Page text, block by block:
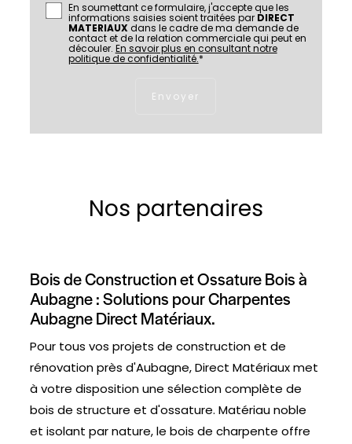
En soumettant ce formulaire, j'accepte que les
informations saisies soient traitées par DIRECT
MATERIAUX dans le cadre de ma demande de
contact et de la relation commerciale qui peut en
découler. En savoir plus en consultant notre
politique de confidentialité.*
Nos partenaires
Bois de Construction et Ossature Bois à
Aubagne : Solutions pour Charpentes
Aubagne Direct Matériaux.
Pour tous vos projets de construction et de
rénovation près d'Aubagne, Direct Matériaux met
à votre disposition une sélection complète de
bois de structure et d'ossature. Matériau noble
et isolant par nature, le bois de charpente offre